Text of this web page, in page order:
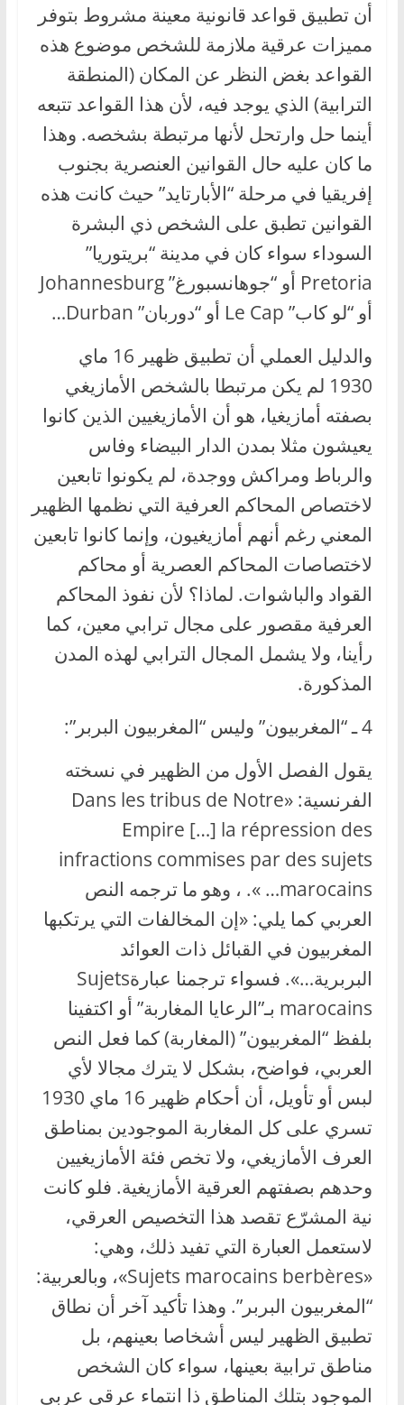
أن تطبيق قواعد قانونية معينة مشروط بتوفر
مميزات عرقية ملازمة للشخص موضوع هذه
القواعد بغض النظر عن المكان (المنطقة
الترابية) الذي يوجد فيه، لأن هذا القواعد تتبعه
أينما حل وارتحل لأنها مرتبطة بشخصه. وهذا
ما كان عليه حال القوانين العنصرية بجنوب
إفريقيا في مرحلة “الأبارتايد” حيث كانت هذه
القوانين تطبق على الشخص ذي البشرة
السوداء سواء كان في مدينة “بريتوريا”
Pretoria أو “جوهانسبورغ” Johannesburg
أو “لو كاب” Le Cap أو “دوربان” Durban…
والدليل العملي أن تطبيق ظهير 16 ماي
1930 لم يكن مرتبطا بالشخص الأمازيغي
بصفته أمازيغيا، هو أن الأمازيغيين الذين كانوا
يعيشون مثلا بمدن الدار البيضاء وفاس
والرباط ومراكش ووجدة، لم يكونوا تابعين
لاختصاص المحاكم العرفية التي نظمها الظهير
المعني رغم أنهم أمازيغيون، وإنما كانوا تابعين
لاختصاصات المحاكم العصرية أو محاكم
القواد والباشوات. لماذا؟ لأن نفوذ المحاكم
العرفية مقصور على مجال ترابي معين، كما
رأينا، ولا يشمل المجال الترابي لهذه المدن
المذكورة.
4 ـ “المغربيون” وليس “المغربيون البربر”:
يقول الفصل الأول من الظهير في نسخته
الفرنسية: «Dans les tribus de Notre
Empire […] la répression des
infractions commises par des sujets
marocains… ». ، وهو ما ترجمه النص
العربي كما يلي: «إن المخالفات التي يرتكبها
المغربيون في القبائل ذات العوائد
البربرية…». فسواء ترجمنا عبارةSujets
marocains بـ”الرعايا المغاربة” أو اكتفينا
بلفظ “المغربيون” (المغاربة) كما فعل النص
العربي، فواضح، بشكل لا يترك مجالا لأي
لبس أو تأويل، أن أحكام ظهير 16 ماي 1930
تسري على كل المغاربة الموجودين بمناطق
العرف الأمازيغي، ولا تخص فئة الأمازيغيين
وحدهم بصفتهم العرقية الأمازيغية. فلو كانت
نية المشرّع تقصد هذا التخصيص العرقي،
لاستعمل العبارة التي تفيد ذلك، وهي:
«Sujets marocains berbères»، وبالعربية:
“المغربيون البربر”. وهذا تأكيد آخر أن نطاق
تطبيق الظهير ليس أشخاصا بعينهم، بل
مناطق ترابية بعينها، سواء كان الشخص
الموجود بتلك المناطق ذا انتماء عرقي عربي